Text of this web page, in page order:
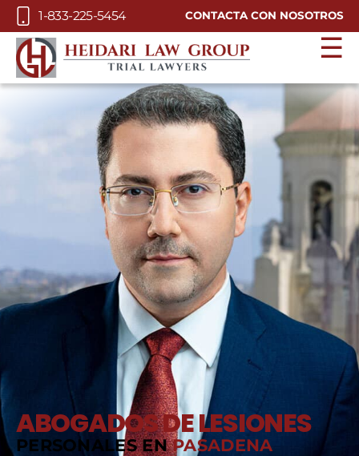
Skip to Main Content
1-833-225-5454 CONTACTA CON NOSOTROS
☰
ABOGADOS DE LESIONES
PERSONALES ENPASADENA